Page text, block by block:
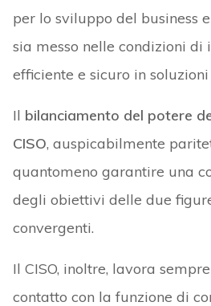
per lo sviluppo del business
sia messo nelle condizioni di
efficiente e sicuro in
Il bilanciamento del potere
CISO, auspicabilmente
quantomeno garantire una
degli obiettivi delle due
convergenti.
Il CISO, inoltre, lavora
contatto con la funzione di